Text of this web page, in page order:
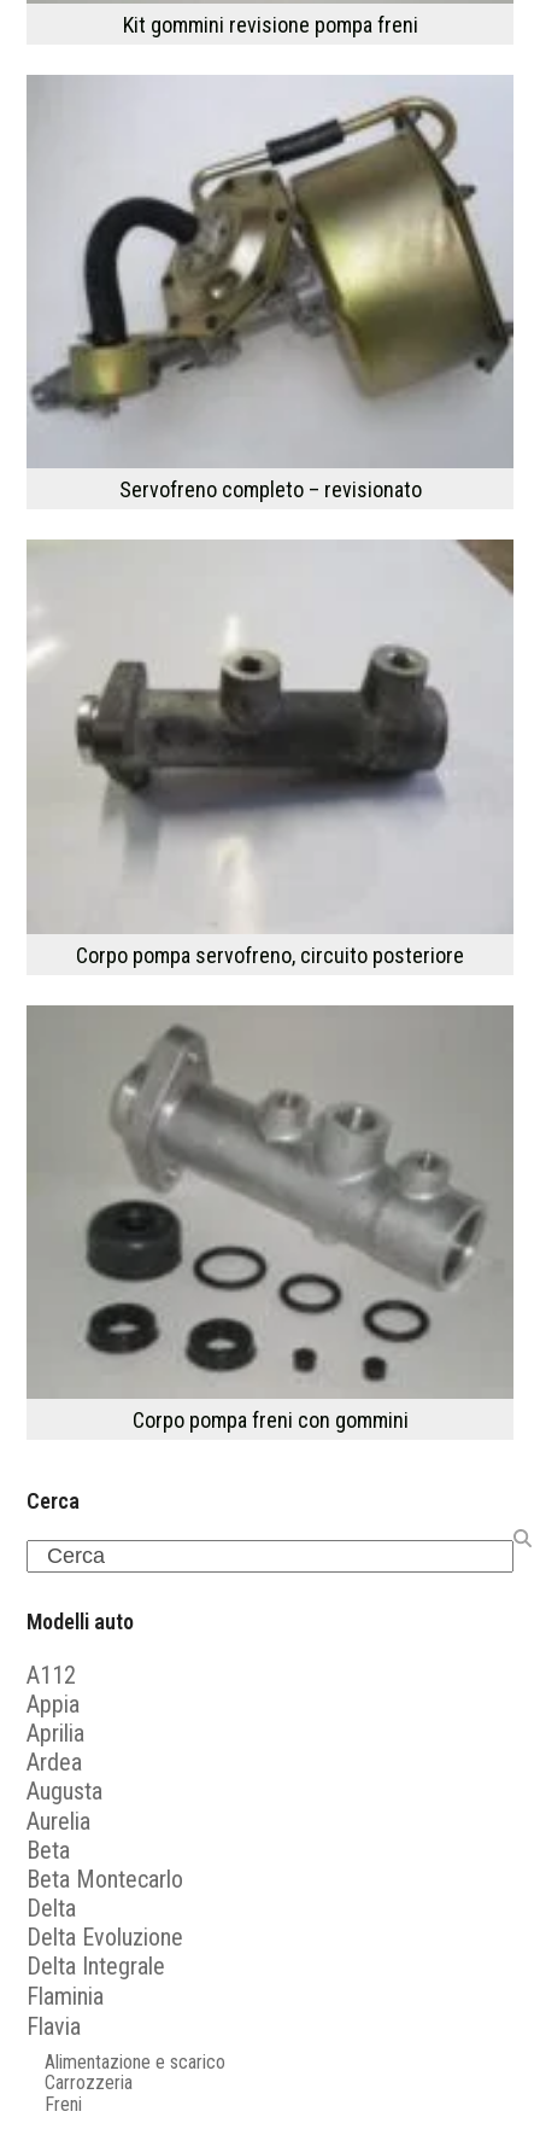
Kit gommini revisione pompa freni
Servofreno completo – revisionato
Corpo pompa servofreno, circuito posteriore
Corpo pompa freni con gommini
Cerca
Search
Modelli auto
A112
Appia
Aprilia
Ardea
Augusta
Aurelia
Beta
Beta Montecarlo
Delta
Delta Evoluzione
Delta Integrale
Flaminia
Flavia
Alimentazione e scarico
Carrozzeria
Freni